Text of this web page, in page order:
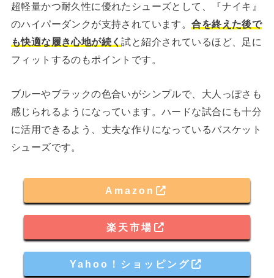
超軽量かつ耐久性に優れたシューズとして、『ナイキ』
のハイパーダンクが支持されています。合を終えた後で
も快適な履き心地が続く試と紹介されているほど、足に
フィットするのもポイントです。
ブルーやブラックの色合いがシンプルで、大人っぽさも
感じられるようになっています。ハードな試合にも十分
に活用できるよう、丈夫な作りになっているバスケット
シューズです。
Amazon
楽天市場
Yahoo！ショッピング